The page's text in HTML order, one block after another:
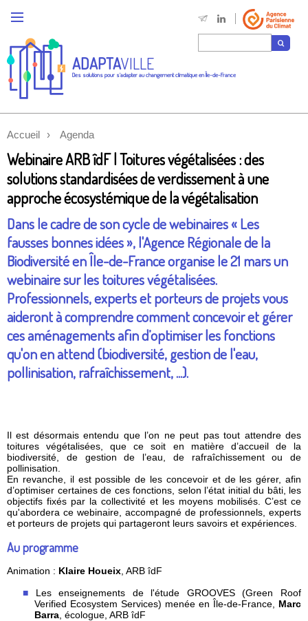
ADAPTAVILLE
Des solutions pour s'adapter au changement climatique en Île-de-France
Accueil Agenda
Webinaire ARB îdF | Toitures végétalisées : des
solutions standardisées de verdissement à une
approche écosystémique de la végétalisation
Dans le cadre de son cycle de webinaires « Les
fausses bonnes idées », l'Agence Régionale de la
Biodiversité en Île-de-France organise le 21 mars un
webinaire sur les toitures végétalisées.
Professionnels, experts et porteurs de projets vous
aideront à comprendre comment concevoir et gérer
ces aménagements afin d’optimiser les fonctions
qu'on en attend (biodiversité, gestion de l'eau,
pollinisation, rafraîchissement, ...).
Il est désormais entendu que l’on ne peut pas tout attendre des
toitures végétalisées, que ce soit en matière d’accueil de la
biodiversité, de gestion de l’eau, de rafraîchissement ou de
pollinisation.
En revanche, il est possible de les concevoir et de les gérer, afin
d’optimiser certaines de ces fonctions, selon l’état initial du bâti, les
objectifs fixés par la collectivité et les moyens mobilisés. C’est ce
qu'abordera ce webinaire, accompagné de professionnels, experts
et porteurs de projets qui partageront leurs savoirs et expériences.
Au programme
Animation : Klaire Houeix , ARB îdF
Les enseignements de l'étude GROOVES (Green Roof
Verified Ecosystem Services) menée en Île-de-France, Marc
Barra , écologue, ARB îdF